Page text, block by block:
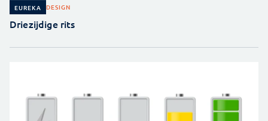
EUREKA DESIGN
Driezijdige rits